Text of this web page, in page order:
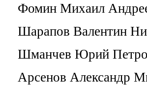
Фомин Михаил
Шарапов Валентин
Шманчев Юрий
Арсенов Александр